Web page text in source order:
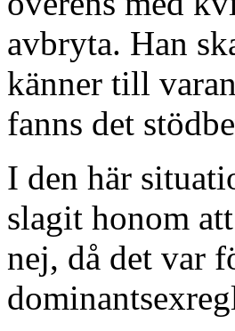
avbryta. Han
känner till
fanns det
I den här
slagit honom
nej, då det var